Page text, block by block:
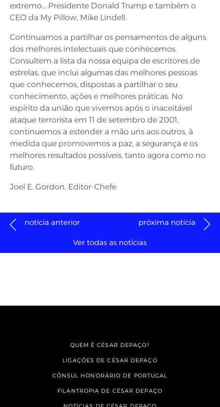
extremo... Presidente Donald Trump e também o
CEO da My Pillow, Mike Lindell.
Continuamos a partilhar os pensamentos de alguns
dos melhores intelectuais que conhecemos.
Consultem a lista da nossa equipa de escritores de
estrelas, que inclui algumas das melhores pessoas
que conhecemos, dispostas a partilhar o seu
conhecimento, ações e melhores práticas. No
espírito da união que vivemos após o inaceitável
ataque terrorista em 11 de setembro de 2001,
continuemos a estender a mão uns aos outros, à
medida que promovemos a paz, a segurança e os
melhores resultados possíveis, tanto agora como no
futuro.
Joel E. Gordon, Editor-Chefe
notícia anterior
Ver todas as notícias
próxima notícia
QUEM É CÉSAR DEPAÇO?
LIGAÇÕES DE CÉSAR DEPAÇO
CÔNSUL HONORÁRIO DE PORTUGAL
FILANTROPIA DE CÉSAR DEPAÇO